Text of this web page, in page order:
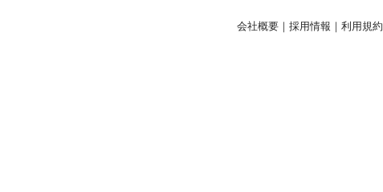
会社概要｜ 採用情報 ｜ 利用規約